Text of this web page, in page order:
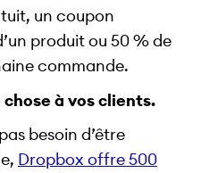
un coupon
produit ou 50 % de
commande.
à vos clients.
besoin d’être
Dropbox offre 500